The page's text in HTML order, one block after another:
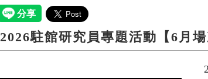
2026駐館研究員專題活動【6月